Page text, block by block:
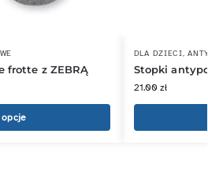
frotte z ZEBRĄ
opcje
DLA DZIECI,
Stopki
21.00zł